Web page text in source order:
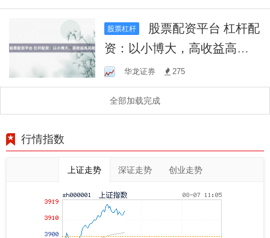
股票杠杆
资：以小博大，高收益高风
险
华龙证券 275
全部加载完成
行情指数
上证走势 深证走势 创业走势